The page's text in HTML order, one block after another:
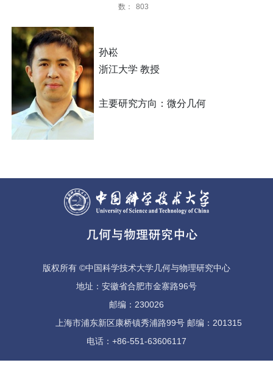
数：
803
孙崧
浙江大学 教授
主要研究方向：微分几何
版权所有 ©中国科学技术大学几何与物理研究中心
地址：安徽省合肥市金寨路96号
邮编：230026
上海市浦东新区康桥镇秀浦路99号 邮编：201315
电话：+86-551-63606117